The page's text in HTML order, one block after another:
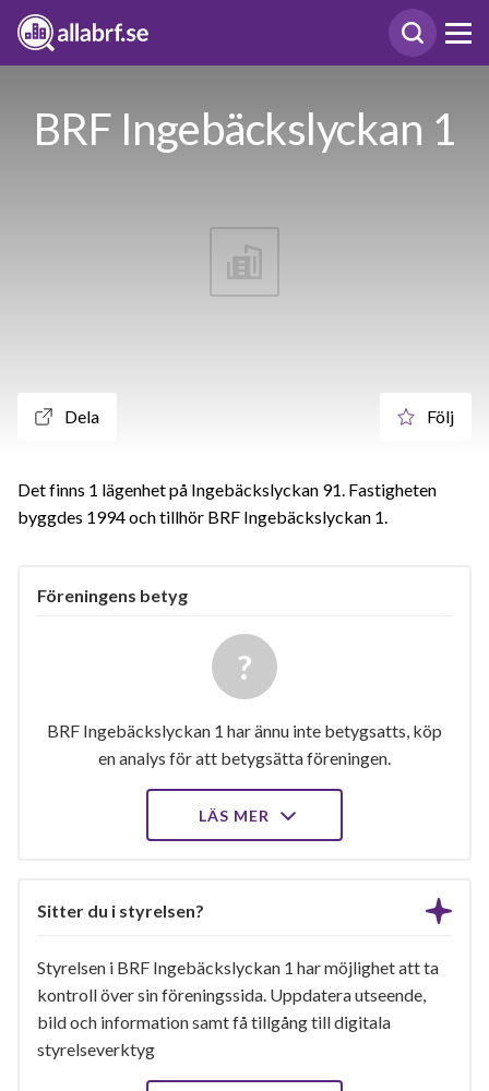
BRF Ingebäckslyckan 1
Dela Följ
Det finns 1 lägenhet på Ingebäckslyckan 91. Fastigheten
byggdes 1994 och tillhör BRF Ingebäckslyckan 1.
Föreningens betyg
BRF Ingebäckslyckan 1 har ännu inte betygsatts, köp
en analys för att betygsätta föreningen.
LÄS MER
Sitter du i styrelsen?
Styrelsen i BRF Ingebäckslyckan 1 har möjlighet att ta
kontroll över sin föreningssida. Uppdatera utseende,
bild och information samt få tillgång till digitala
styrelseverktyg